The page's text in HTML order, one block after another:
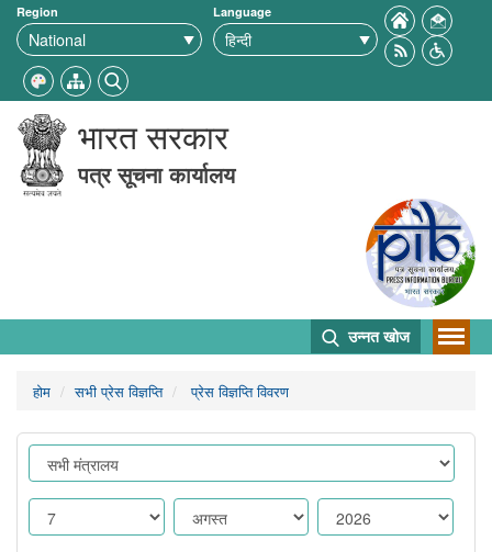
Region Language
भारत सरकार
पत्र सूचना कार्यालय
उन्नत खोज
होम सभी प्रेस विज्ञप्ति प्रेस विज्ञप्ति विवरण